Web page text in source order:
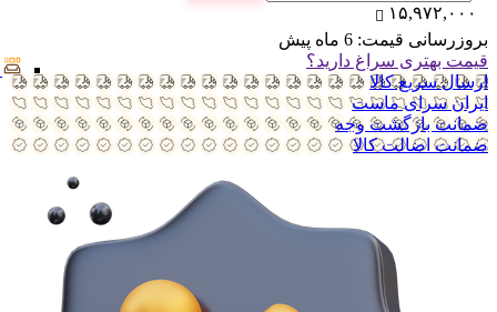
۱۵,۹۷۲,۰۰۰
بروزرسانی قیمت: 6 ماه پیش
قیمت بهتری سراغ دارید؟
ارسال سریع کالا
ایران سرای ماست
ضمانت بازگشت وجه
ضمانت اضالت کالا